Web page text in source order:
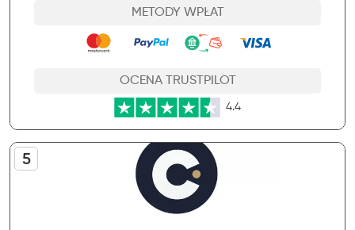
METODY WPŁAT
OCENA TRUSTPILOT
4.4